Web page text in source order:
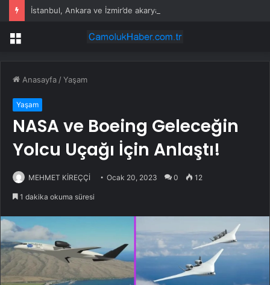
Menü
Anasayfa /Yaşam
Yaşam
NASA ve Boeing Geleceğin
Yolcu Uçağı İçin Anlaştı!
MEHMET KİREÇÇİ Ocak 20, 2023 0 12
1 dakika okuma süresi